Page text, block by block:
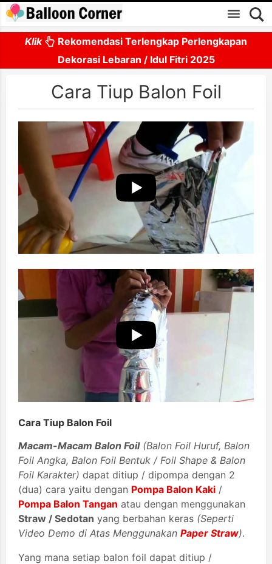
Skip to main content
Klik
Rekomendasi Terlengkap Perlengkapan
Dekorasi Lebaran / Idul Fitri 2025
Cara Tiup Balon Foil
Cara Tiup Balon Foil
Macam-Macam Balon Foil(Balon Foil Huruf, Balon
Foil Angka, Balon Foil Bentuk / Foil Shape & Balon
Foil Karakter) dapat ditiup / dipompa dengan 2
(dua) cara yaitu dengan Pompa Balon Kaki /
Pompa Balon Tangan atau dengan menggunakan
Straw / Sedotan yang berbahan keras (Seperti
Video Demo di Atas Menggunakan Paper Straw).
Yang mana setiap balon foil dapat ditiup /